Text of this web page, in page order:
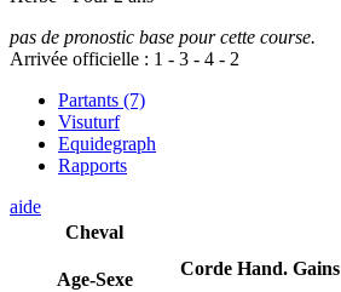
pas de pronostic base pour cette course.
Arrivée officielle : 1 - 3 - 4 - 2
Partants (7)
Visuturf
Equidegraph
Rapports
aide
Cheval
Age-Sexe
Corde Hand. Gains